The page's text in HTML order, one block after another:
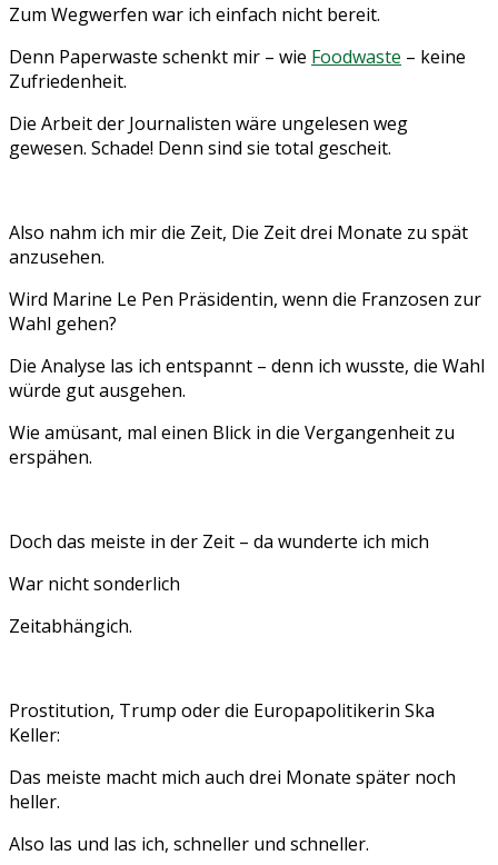
Zum Wegwerfen war ich einfach nicht bereit.
Denn Paperwaste schenkt mir – wie Foodwaste – keine
Zufriedenheit.
Die Arbeit der Journalisten wäre ungelesen weg
gewesen. Schade! Denn sind sie total gescheit.
Also nahm ich mir die Zeit, Die Zeit drei Monate zu spät
anzusehen.
Wird Marine Le Pen Präsidentin, wenn die Franzosen zur
Wahl gehen?
Die Analyse las ich entspannt – denn ich wusste, die Wahl
würde gut ausgehen.
Wie amüsant, mal einen Blick in die Vergangenheit zu
erspähen.
Doch das meiste in der Zeit – da wunderte ich mich
War nicht sonderlich
Zeitabhängich.
Prostitution, Trump oder die Europapolitikerin Ska
Keller:
Das meiste macht mich auch drei Monate später noch
heller.
Also las und las ich, schneller und schneller.